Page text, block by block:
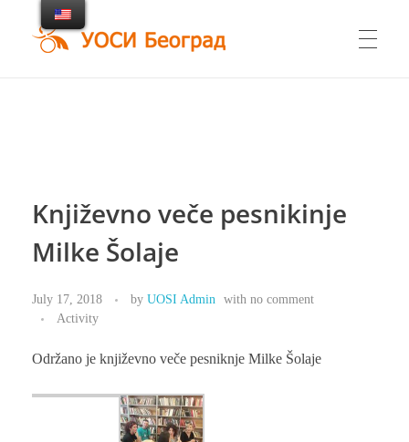
Književno veče pesnikinje
Milke Šolaje
July 17, 2018 by UOSI Admin with no comment
Activity
Održano je književno veče pesniknje Milke Šolaje